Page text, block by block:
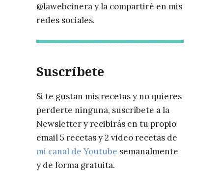
@lawebcinera y la compartiré en mis
redes sociales.
Suscríbete
Si te gustan mis recetas y no quieres
perderte ninguna, suscríbete a la
Newsletter y recibirás en tu propio
email 5 recetas y 2 video recetas de
mi canal de Youtube semanalmente
y de forma gratuita.